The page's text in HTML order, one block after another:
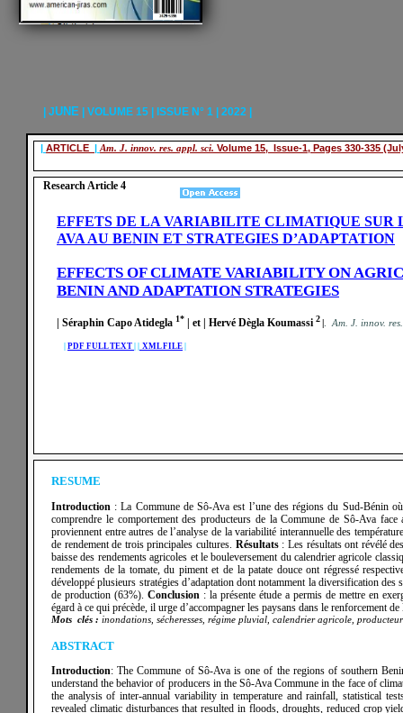
| ARTICLE | Am. J. innov. res. appl. sci. Volume 15, Issue-1, Pages 330-335
Research Article 4
| JUNE | VOLUME 15 | ISSUE N° 1 | 2022 |
RESUME
Introduction : La Commune de Sô-Ava est l’une des régions du Sud-Bénin
comprendre le comportement des producteurs de la Commune de Sô-Ava
proviennent entre autres de l’analyse de la variabilité interannuelle des
de rendement de trois principales cultures. Résultats: Les résultats ont révélé
baisse des rendements agricoles et le bouleversement du calendrier agricole
rendements de la tomate, du piment et de la patate douce ont régressé
développé plusieurs stratégies d’adaptation dont notamment la diversification
de production (63%). Conclusion : la présente étude a permis de mettre en
égard à ce qui précède, il urge d’accompagner les paysans dans le renforcement de
Mots clés : inondations, sécheresses, régime pluvial, calendrier agricole,
ABSTRACT
Introduction: The Commune of Sô-Ava is one of the regions of southern
understand the behavior of producers in the Sô-Ava Commune in the face of
the analysis of inter-annual variability in temperature and rainfall, statistical
revealed climatic disturbances that resulted in floods, droughts, reduced crop
EFFETS DE LA VARIABILITE CLIMATIQUE SUR
AVA AU BENIN ET STRATEGIES D’ADAPTATION
EFFECTS OF CLIMATE VARIABILITY ON
BENIN AND ADAPTATION STRATEGIES
| Séraphin Capo Atidegla 1* | et | Hervé Dègla Koumassi 2| Am. J. innov.
PDF FULL TEXT XML FILE